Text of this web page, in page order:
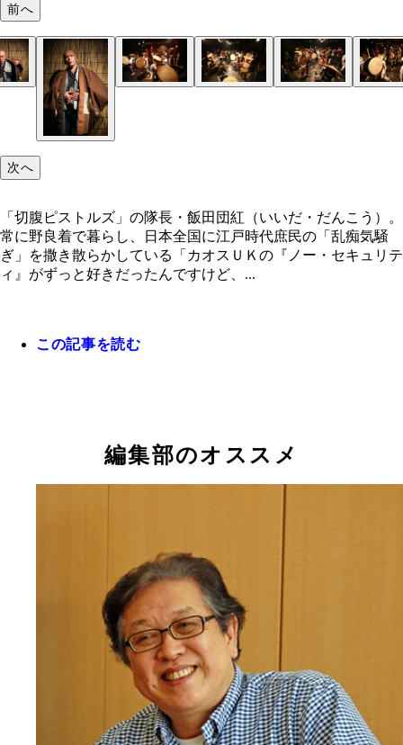
「乱痴気騒ぎ」を撒き散らかしている
頭の中をＰＵＮＫの４文字に支配されていた時は
器はおろか、落語などの伝統芸能は堅苦しくてつ
激しい太鼓の演奏で、客たちはトランス状態にな
り狂う
「映像の拡散力には、俺らは勝てません。俺らは
運んで見にきてください』というスタンスで、こ
前へ
次へ
「切腹ピストルズ」の隊長・飯田団紅（いいだ・だんこう）。
常に野良着で暮らし、日本全国に江戸時代庶民の「乱痴気騒
ぎ」を撒き散らかしている「カオスＵＫの『ノー・セキュリテ
ィ』がずっと好きだったんですけど、...
この記事を読む
編集部のオススメ